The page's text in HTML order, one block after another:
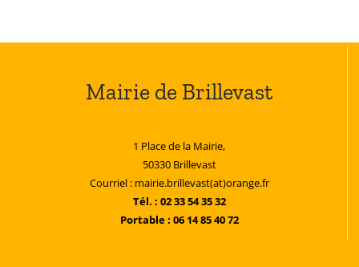
Mairie de Brillevast
1 Place de la Mairie,
50330 Brillevast
Courriel : mairie.brillevast(at)orange.fr
Tél. : 02 33 54 35 32
Portable : 06 14 85 40 72